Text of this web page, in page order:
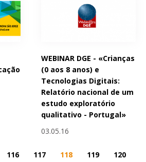
WEBINAR DGE - «Crianças
(0 aos 8 anos) e
Tecnologias Digitais:
Relatório nacional de um
estudo exploratório
qualitativo - Portugal»
03.05.16
116 117 118 119
120